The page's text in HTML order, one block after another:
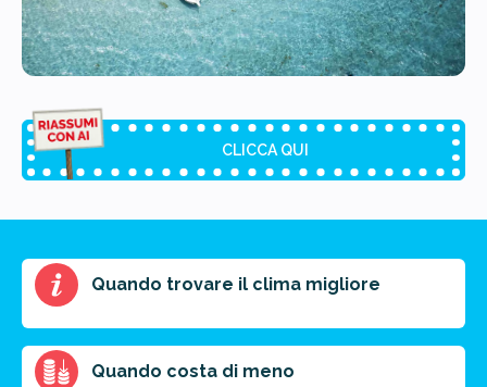
CLICCA QUI
Riassunto dell'articolo
Scegli il formato del riassunto
Breve Medio Punti chiave
Quando trovare il clima migliore
Quando costa di meno